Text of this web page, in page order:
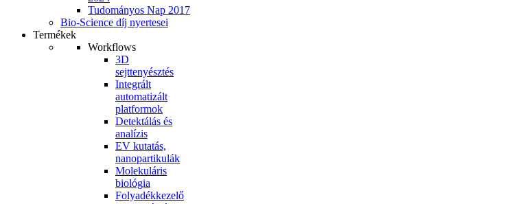
Tudományos Nap 2017
Bio-Science díj nyertesei
Termékek
Workflows
3D
sejttenyésztés
Integrált
automatizált
platformok
Detektálás és
analízis
EV kutatás,
nanopartikulák
Molekuláris
biológia
Folyadékkezelő